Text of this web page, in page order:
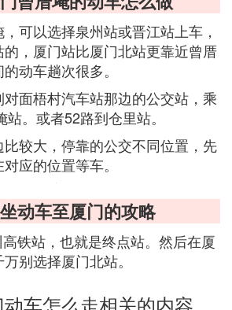
可以选择泉州站或晋江站上车，
，厦门站比厦门北站更靠近曾厝
动车趟次很多。
面梧村汽车站那边的公交站，乘
。或者52路到仓里站。
较大，停靠的公交不同位置，先
应的位置等车。
动车至厦门的攻略
铁站，也就是终点站。然后在厦
别选择厦门北站。
车怎么走相关的内容